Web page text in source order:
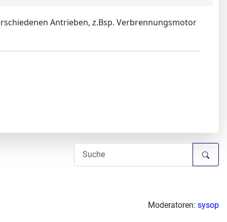
Antrieben, z.Bsp. Verbrennungsmotor
Moderatoren: sysop